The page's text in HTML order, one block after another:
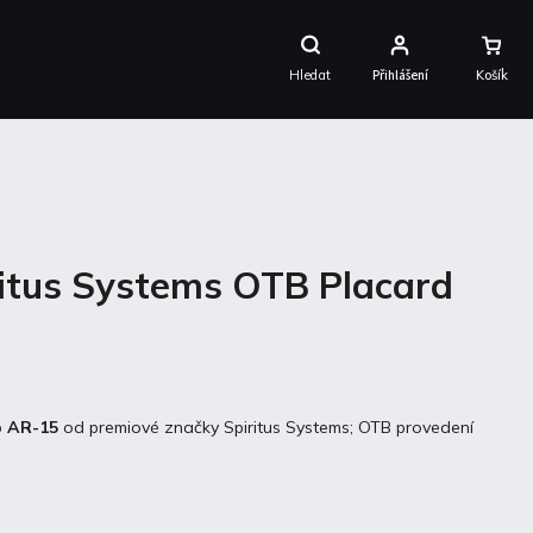
Hledat
Nákupní
Košík
Přihlášení
Systems OTB Placard
AR-15 od premiové značky Spiritus Systems; OTB provedení